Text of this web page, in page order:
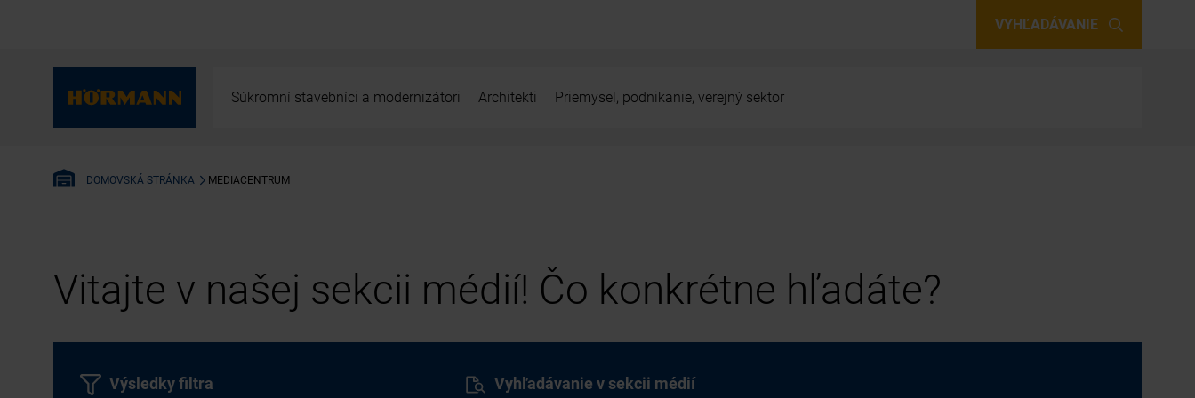
VYHĽADÁVANIE
Súkromní stavebníci a modernizátori Architekti Priemysel, podnikanie, verejný sektor
DOMOVSKÁ STRÁNKA MEDIACENTRUM
Vitajte v našej sekcii médií! Čo konkrétne hľadáte?
Vyhľadávanie v sekcii médií
Výsledky filtra